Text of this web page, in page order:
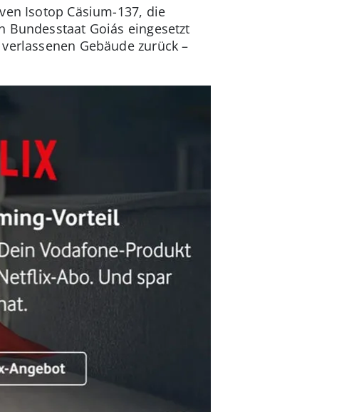
Isotop Cäsium-137, die
Goiás eingesetzt
Gebäude zurück –